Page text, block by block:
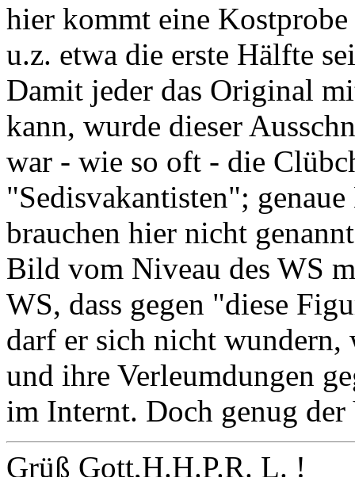
hier kommt eine
u.z. etwa die erste Hälfte
Damit jeder das Original
kann, wurde dieser
war - wie so oft - die
"Sedisvakantisten";
brauchen hier nicht
Bild vom Niveau des WS
WS, dass gegen "diese
darf er sich nicht
und ihre Verleumdungen
im Internt. Doch genug
Grüß Gott,H.H.P.R. L. !